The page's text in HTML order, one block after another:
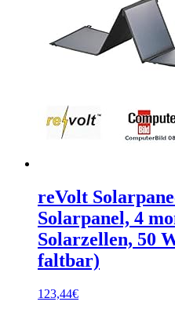
reVolt
Solarpanel, 4
Solarzellen, 50
faltbar)
123,44€